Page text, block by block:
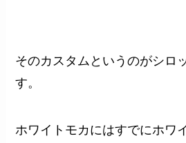
そのカスタムというのがシロ
す。
ホワイトモカにはすでにホワ